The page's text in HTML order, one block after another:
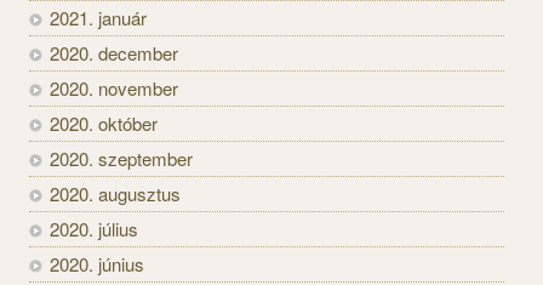
2021. január
2020. december
2020. november
2020. október
2020. szeptember
2020. augusztus
2020. július
2020. június